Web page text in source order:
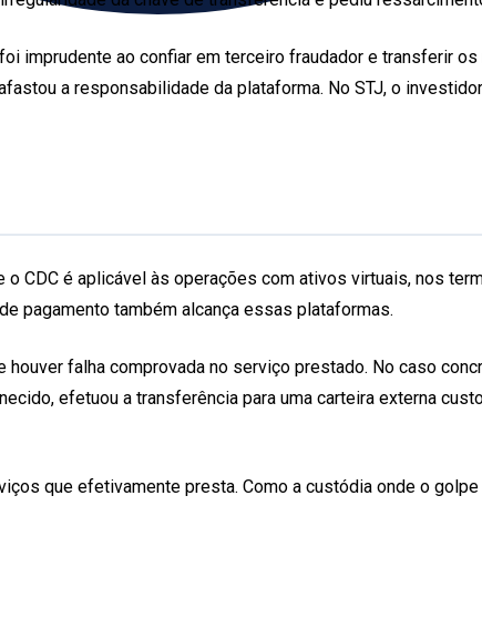
imprudente ao confiar em terceiro fraudador e transferir
a responsabilidade da plataforma. No STJ, o
o CDC é aplicável às operações com ativos virtuais, nos
pagamento também alcança essas plataformas.
falha comprovada no serviço prestado. No caso
efetuou a transferência para uma carteira externa
que efetivamente presta. Como a custódia onde o